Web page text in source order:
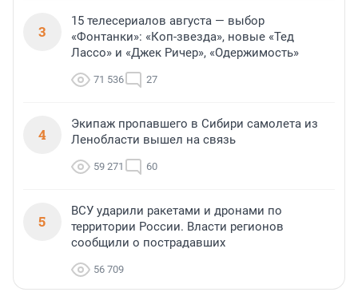
3
15 телесериалов августа — выбор
«Фонтанки»: «Коп-звезда», новые «Тед
Лассо» и «Джек Ричер», «Одержимость»
71 536 27
4
Экипаж пропавшего в Сибири самолета из
Ленобласти вышел на связь
59 271 60
5
ВСУ ударили ракетами и дронами по
территории России. Власти регионов
сообщили о пострадавших
56 709